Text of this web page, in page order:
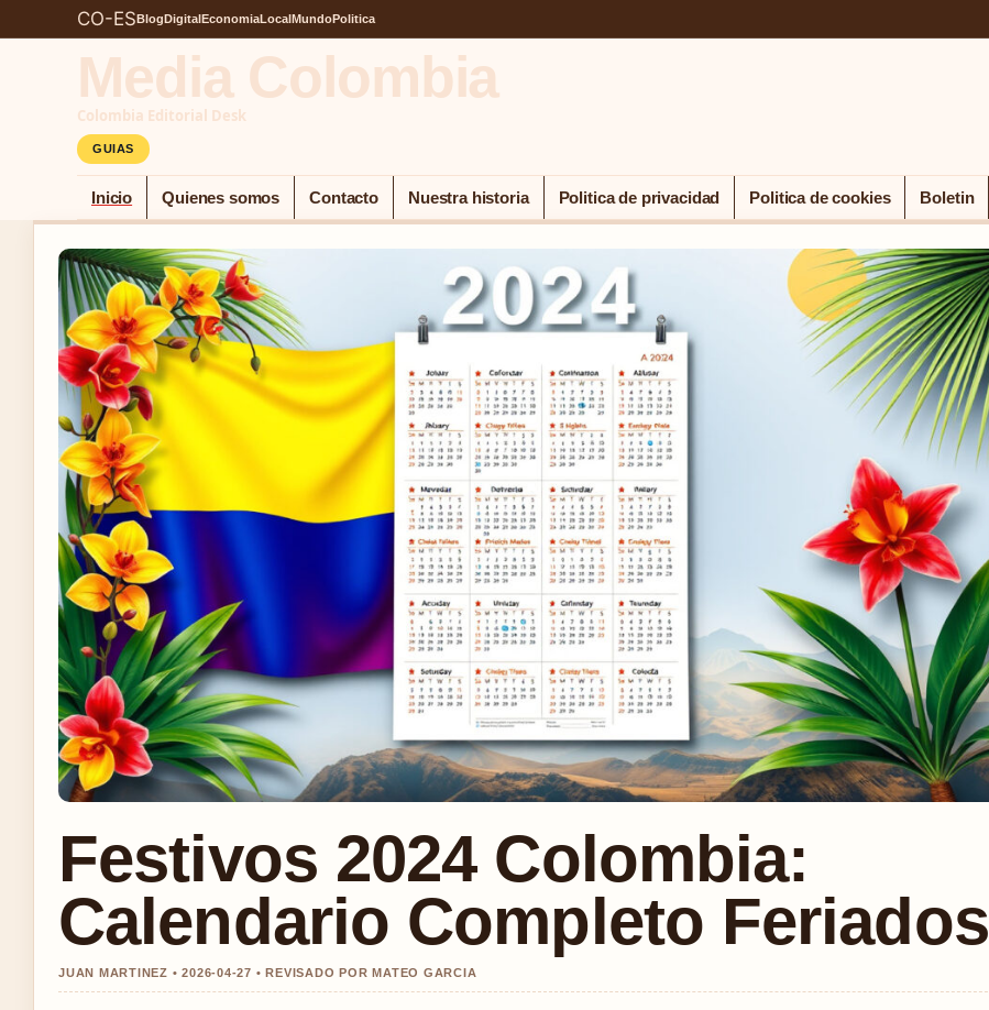
CO-ESBlogDigitalEconomiaLocalMundoPolitica
Media Colombia
Colombia Editorial Desk
GUIAS
Inicio Quienes somos Contacto Nuestra historia Politica de privacidad Politica de cookies Boletin
Festivos 2024 Colombia:
Calendario Completo Feriados
JUAN MARTINEZ • 2026-04-27 • REVISADO POR MATEO GARCIA